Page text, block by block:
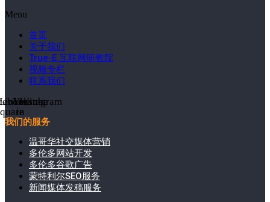
Menu
首页
关于我们
True-E 互联网研教院
视频专栏
联系我们
in
Youtube
Instagram
我们的服务
温哥华社交媒体营销
多伦多网站开发
多伦多谷歌广告
蒙特利尔SEO服务
新闻媒体发稿服务